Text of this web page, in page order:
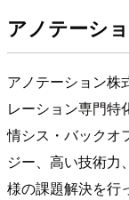
アノテーシ
アノテーション株
レーション専門特
情シス・バックオ
ジー、高い技術力
様の課題解決を行